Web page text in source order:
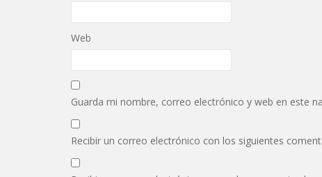
Web
Guarda mi nombre, correo electrónico y web en este
Recibir un correo electrónico con los siguientes